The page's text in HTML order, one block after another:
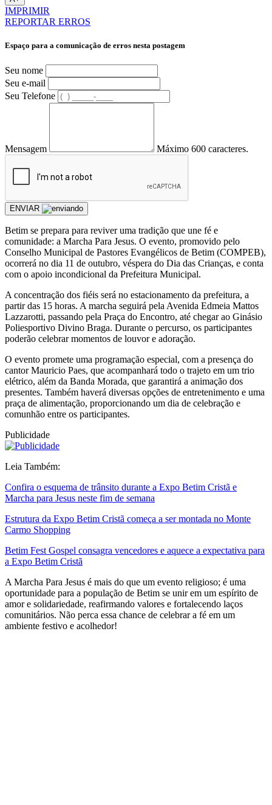
IMPRIMIR
REPORTAR ERROS
Espaço para a comunicação de erros nesta postagem
Seu nome
Seu e-mail
Seu Telefone
Mensagem Máximo 600 caracteres.
ENVIAR
Betim se prepara para reviver uma tradição que une fé e
comunidade: a Marcha Para Jesus. O evento, promovido pelo
Conselho Municipal de Pastores Evangélicos de Betim (COMPEB),
ocorrerá no dia 11 de outubro, véspera do Dia das Crianças, e conta
com o apoio incondicional da Prefeitura Municipal.
A concentração dos fiéis será no estacionamento da prefeitura, a
partir das 15 horas. A marcha seguirá pela Avenida Edmeia Mattos
Lazzarotti, passando pela Praça do Encontro, até chegar ao Ginásio
Poliesportivo Divino Braga. Durante o percurso, os participantes
poderão celebrar momentos de louvor e adoração.
O evento promete uma programação especial, com a presença do
cantor Mauricio Paes, que acompanhará todo o trajeto em um trio
elétrico, além da Banda Morada, que garantirá a animação dos
presentes. Também haverá diversas opções de entretenimento e uma
praça de alimentação, proporcionando um dia de celebração e
comunhão entre os participantes.
Publicidade
Leia Também:
Confira o esquema de trânsito durante a Expo Betim Cristã e
Marcha para Jesus neste fim de semana
Estrutura da Expo Betim Cristã começa a ser montada no Monte
Carmo Shopping
Betim Fest Gospel consagra vencedores e aquece a expectativa para
a Expo Betim Cristã
A Marcha Para Jesus é mais do que um evento religioso; é uma
oportunidade para a população de Betim se unir em um espírito de
amor e solidariedade, reafirmando valores e fortalecendo laços
comunitários. Não perca essa chance de celebrar a fé em um
ambiente festivo e acolhedor!